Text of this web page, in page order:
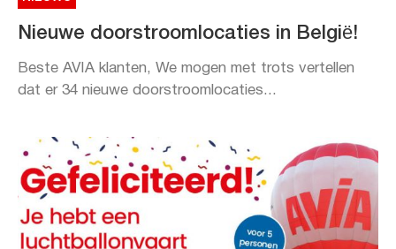
Nieuwe doorstroomlocaties in België!
Beste AVIA klanten, We mogen met trots vertellen
dat er 34 nieuwe doorstroomlocaties...